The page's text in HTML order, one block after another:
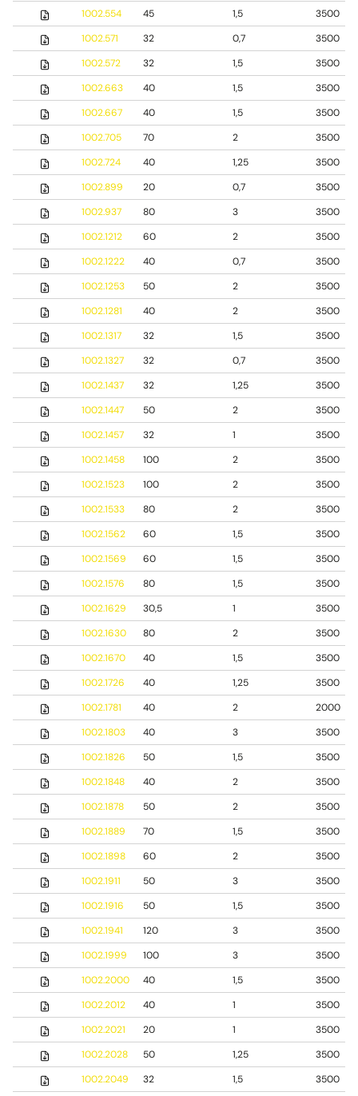
1002.554
45 1,5
3500
1002.571
32 0,7
3500
1002.572
32 1,5
3500
1002.663
40 1,5
3500
1002.667
40 1,5
3500
1002.705
70 2
3500
1002.724
40 1,25
3500
1002.899
20 0,7
3500
1002.937
80 3
3500
1002.1212
60 2
3500
1002.1222
40 0,7
3500
1002.1253
50 2
3500
1002.1281
40 2
3500
1002.1317
32 1,5
3500
1002.1327
32 0,7
3500
1002.1437
32 1,25
3500
1002.1447
50 2
3500
1002.1457
32 1
3500
1002.1458
100 2
3500
1002.1523
100 2
3500
1002.1533
80 2
3500
1002.1562
60 1,5
3500
1002.1569
60 1,5
3500
1002.1576
80 1,5
3500
1002.1629
30,5 1
3500
1002.1630
80 2
3500
1002.1670
40 1,5
3500
1002.1726
40 1,25
3500
1002.1781
40 2
2000
1002.1803
40 3
3500
1002.1826
50 1,5
3500
1002.1848
40 2
3500
1002.1878
50 2
3500
1002.1889
70 1,5
3500
1002.1898
60 2
3500
1002.1911
50 3
3500
1002.1916
50 1,5
3500
1002.1941
120 3
3500
1002.1999
100 3
3500
1002.2000
40 1,5
3500
1002.2012
40 1
3500
1002.2021
20 1
3500
1002.2028
50 1,25
3500
1002.2049
32 1,5 3500